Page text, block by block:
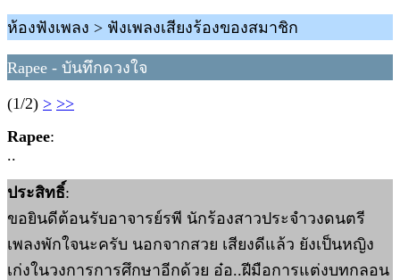
ห้องฟังเพลง > ฟังเพลงเสียงร้องของสมาชิก
Rapee - บันทึกดวงใจ
(1/2) > >>
Rapee:
..
ประสิทธิ์:
ขอยินดีต้อนรับอาจารย์รพี นักร้องสาวประจำวงดนตรี
เพลงพักใจนะครับ นอกจากสวย เสียงดีแล้ว ยังเป็นหญิง
เก่งในวงการการศึกษาอีกด้วย อ๋อ..ฝีมือการแต่งบทกลอน